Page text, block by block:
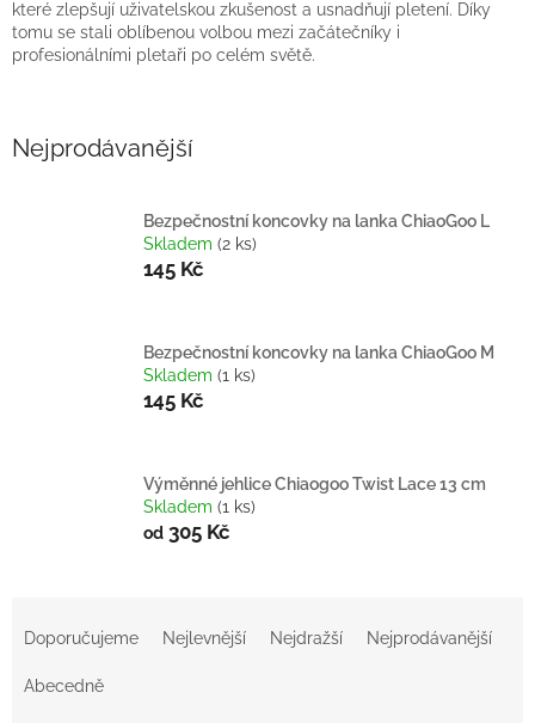
které zlepšují uživatelskou zkušenost a usnadňují pletení. Díky
tomu se stali oblíbenou volbou mezi začátečníky i
profesionálními pletaři po celém světě.
Nejprodávanější
Bezpečnostní koncovky na lanka ChiaoGoo L
Skladem (2 ks)
145 Kč
Bezpečnostní koncovky na lanka ChiaoGoo M
Skladem (1 ks)
145 Kč
Výměnné jehlice Chiaogoo Twist Lace 13 cm
Skladem (1 ks)
od 305 Kč
e
Doporučujeme Nejlevnější Nejdražší Nejprodávanější
Abecedně